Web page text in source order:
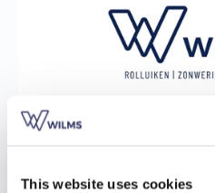
This website uses cookies